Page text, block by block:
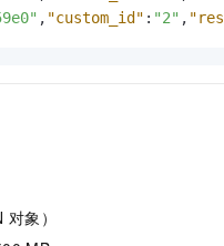
, "custom_id" : "2" ,
对象）